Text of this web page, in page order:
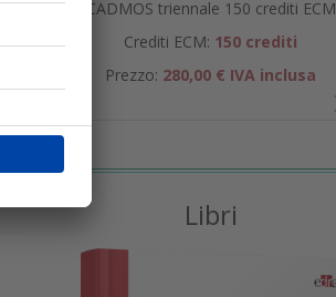
CADMOS triennale 150 crediti ECM
Crediti ECM: 150 crediti
Prezzo: 280,00 € IVA inclusa
Libri